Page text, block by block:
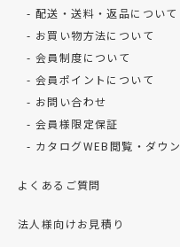
配送・送料・返品について
お買い物方法について
会員制度について
会員ポイントについて
お問い合わせ
会員様限定保証
カタログWEB閲覧・ダウ
よくあるご質問
法人様向けお見積り